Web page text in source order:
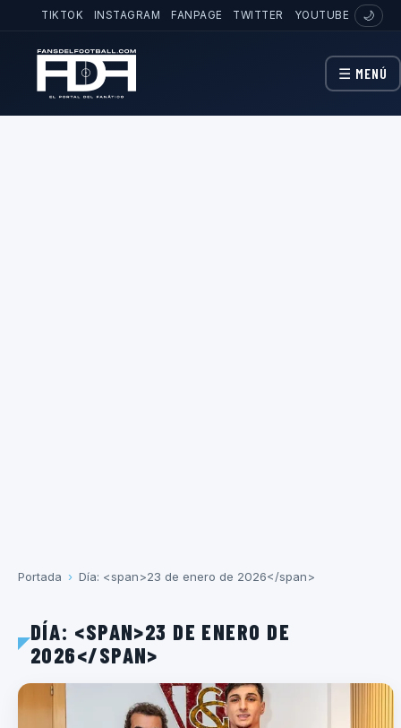
TIKTOK INSTAGRAM FANPAGE TWITTER YOUTUBE 🌙
☰ MENÚ
Portada › Día: <span>23 de enero de 2026</span>
DÍA: <SPAN>23 DE ENERO DE
2026</SPAN>